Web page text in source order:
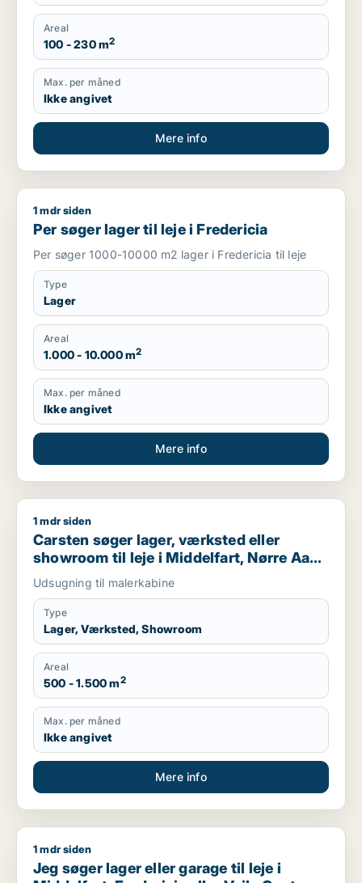
Areal
100 - 230 m2
Max. per måned
Ikke angivet
Mere info
Per søger lager til leje i Fredericia
1 mdr siden
Per søger lager til leje i Fredericia
Per søger 1000-10000 m2 lager i Fredericia til leje
Type
Lager
Areal
1.000 - 10.000 m2
Max. per måned
Ikke angivet
Mere info
Carsten søger lager, værksted eller showroom til leje i
1 mdr siden
Carsten søger lager, værksted eller
showroom til leje i Middelfart, Nørre Aaby
eller Assens m.fl.
Udsugning til malerkabine
Type
Lager, Værksted, Showroom
Areal
500 - 1.500 m2
Max. per måned
Ikke angivet
Mere info
Jeg søger lager eller garage til leje i Middelfart, Fredericia
1 mdr siden
Jeg søger lager eller garage til leje i